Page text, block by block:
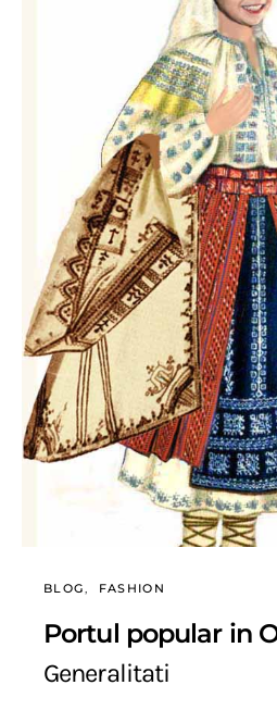
BLOG FASHION
Portul popular in
Generalitati